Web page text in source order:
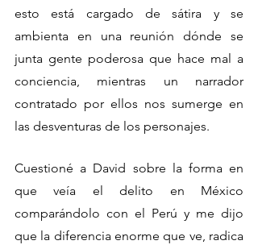
esto está cargado de sátira y se
ambienta en una reunión dónde se
junta gente poderosa que hace mal a
conciencia, mientras un narrador
contratado por ellos nos sumerge en
las desventuras de los personajes.
Cuestioné a David sobre la forma en
que veía el delito en México
comparándolo con el Perú y me dijo
que la diferencia enorme que ve, radica